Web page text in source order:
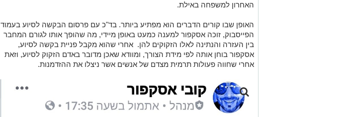
האחרון למשפחה באילת.
האופן שבו קורים הדברים הוא מפתיע ביותר. בד"כ עם פרסום הבקשה לסיוע בעמוד
הפייסבוק, זוכה אסקפור למענה כמעט באופן מיידי, מה שהופך אותו לגורם המחבר
בין העזרה והנתינה לאלו הזקוקים להן. אחרי שהוא מקבל פניית בקשה לסיוע,
אסקפור בוחן אותה לפי מידת הצורך, ומוודא שאכן מדובר באדם הזקוק לסיוע, וזאת
אחרי שחווה פעולות תרמית מצדם של אנשים אשר ניצלו את ההזדמנות.